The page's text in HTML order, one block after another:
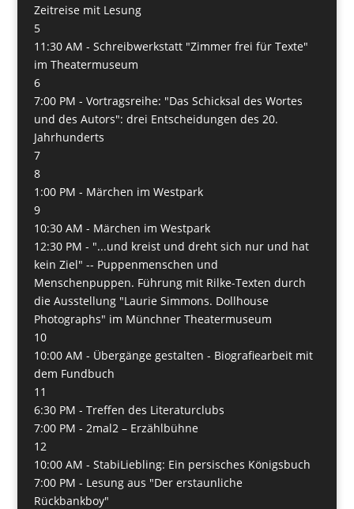
Zeitreise mit Lesung
5
11:30 AM - Schreibwerkstatt "Zimmer frei für Texte"
im Theatermuseum
6
7:00 PM - Vortragsreihe: "Das Schicksal des Wortes
und des Autors": drei Entscheidungen des 20.
Jahrhunderts
7
8
1:00 PM - Märchen im Westpark
9
10:30 AM - Märchen im Westpark
12:30 PM - "...und kreist und dreht sich nur und hat
kein Ziel" -- Puppenmenschen und
Menschenpuppen. Führung mit Rilke-Texten durch
die Ausstellung "Laurie Simmons. Dollhouse
Photographs" im Münchner Theatermuseum
10
10:00 AM - Übergänge gestalten - Biografiearbeit mit
dem Fundbuch
11
6:30 PM - Treffen des Literaturclubs
7:00 PM - 2mal2 – Erzählbühne
12
10:00 AM - StabiLiebling: Ein persisches Königsbuch
7:00 PM - Lesung aus "Der erstaunliche
Rückbankboy"